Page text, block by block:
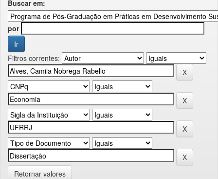
Buscar em:
por
Filtros correntes:
Retornar valores